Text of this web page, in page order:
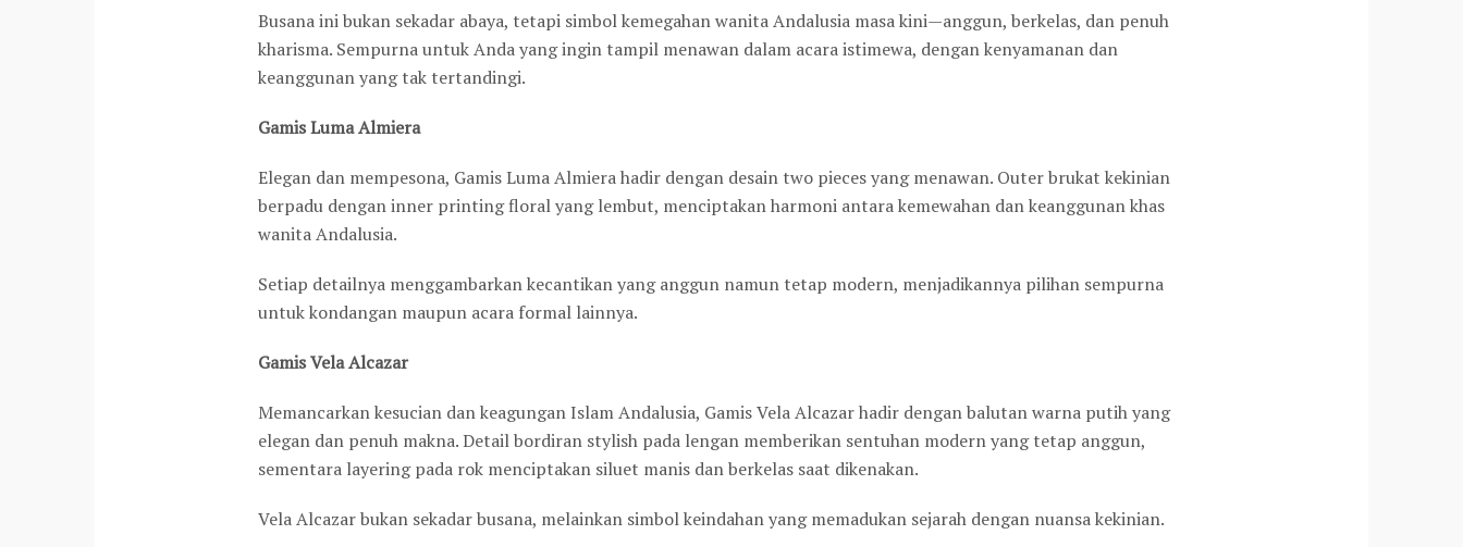
Busana ini bukan sekadar abaya, tetapi simbol kemegahan wanita Andalusia masa kini—anggun, berkelas, dan penuh
kharisma. Sempurna untuk Anda yang ingin tampil menawan dalam acara istimewa, dengan kenyamanan dan
keanggunan yang tak tertandingi.
Gamis Luma Almiera
Elegan dan mempesona, Gamis Luma Almiera hadir dengan desain two pieces yang menawan. Outer brukat kekinian
berpadu dengan inner printing floral yang lembut, menciptakan harmoni antara kemewahan dan keanggunan khas
wanita Andalusia.
Setiap detailnya menggambarkan kecantikan yang anggun namun tetap modern, menjadikannya pilihan sempurna
untuk kondangan maupun acara formal lainnya.
Gamis Vela Alcazar
Memancarkan kesucian dan keagungan Islam Andalusia, Gamis Vela Alcazar hadir dengan balutan warna putih yang
elegan dan penuh makna. Detail bordiran stylish pada lengan memberikan sentuhan modern yang tetap anggun,
sementara layering pada rok menciptakan siluet manis dan berkelas saat dikenakan.
Vela Alcazar bukan sekadar busana, melainkan simbol keindahan yang memadukan sejarah dengan nuansa kekinian.